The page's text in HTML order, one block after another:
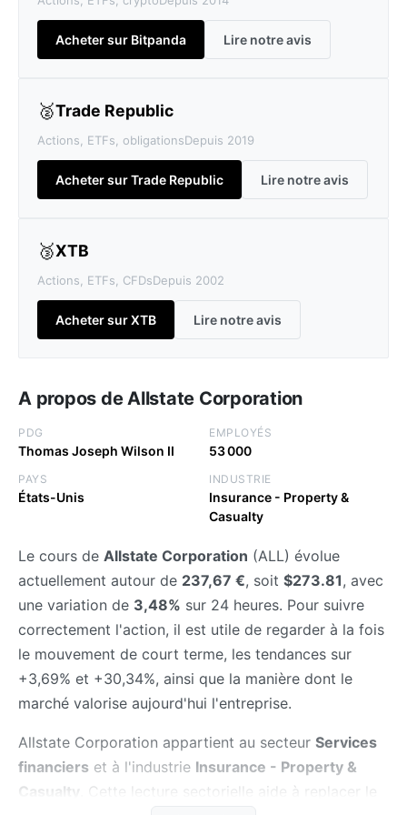
Acheter sur Bitpanda Lire notre avis
🥈Trade Republic
Actions, ETFs, obligationsDepuis 2019
Acheter sur Trade Republic Lire notre avis
🥉XTB
Actions, ETFs, CFDsDepuis 2002
Acheter sur XTB Lire notre avis
A propos de Allstate Corporation
PDG
Thomas Joseph Wilson II
EMPLOYÉS
53 000
PAYS
États-Unis
INDUSTRIE
Insurance - Property &
Casualty
Le cours de Allstate Corporation (ALL) évolue
actuellement autour de 237,67 €, soit $273.81, avec
une variation de 3,48% sur 24 heures. Pour suivre
correctement l'action, il est utile de regarder à la fois
le mouvement de court terme, les tendances sur
+3,69% et +30,34%, ainsi que la manière dont le
marché valorise aujourd'hui l'entreprise.
Allstate Corporation appartient au secteur Services
financiers et à l'industrie Insurance - Property &
Casualty
. Cette lecture sectorielle aide à replacer le